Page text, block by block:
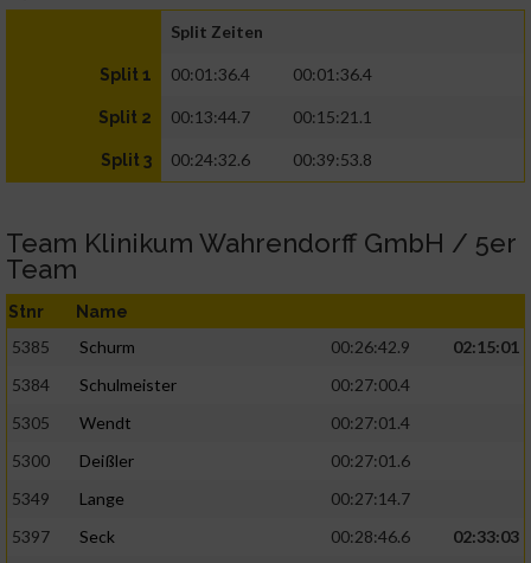
Split Zeiten
Split 1 00:01:36.4 00:01:36.4
Split 2 00:13:44.7 00:15:21.1
Split 3 00:24:32.6 00:39:53.8
Team Klinikum Wahrendorff GmbH / 5er
Team
Stnr Name
5385 Schurm 00:26:42.9
02:15:01
5384
Schulmeister
00:27:00.4
5305
Wendt
00:27:01.4
5300
Deißler
00:27:01.6
5349
Lange
00:27:14.7
5397
Seck 00:28:46.6
02:33:03